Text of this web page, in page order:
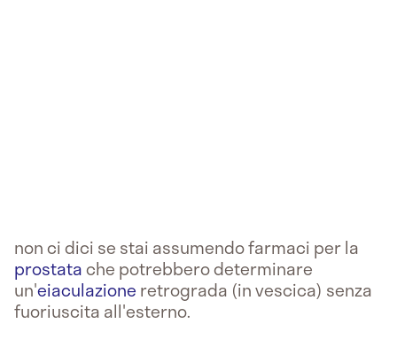
non ci dici se stai assumendo farmaci per la
prostatache potrebbero determinare
un'eiaculazione retrograda (in vescica) senza
fuoriuscita all'esterno.